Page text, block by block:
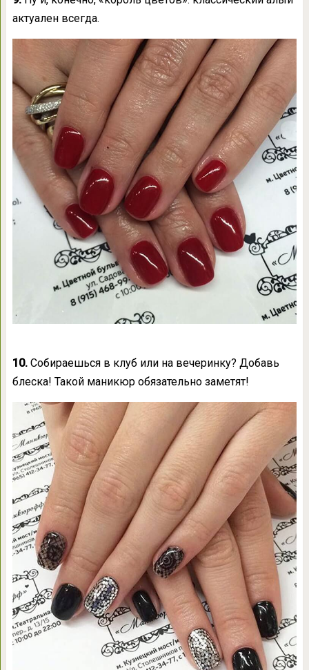
актуален всегда.
10.Собираешься в клуб или на вечеринку? Добавь
блеска! Такой маникюр обязательно заметят!